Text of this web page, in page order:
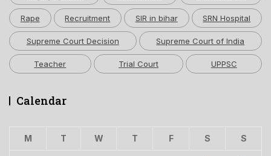
Rape Recruitment SIR in bihar SRN Hospital
Supreme Court Decision Supreme Court of India
Teacher Trial Court UPPSC
Calendar
M T W T F S S